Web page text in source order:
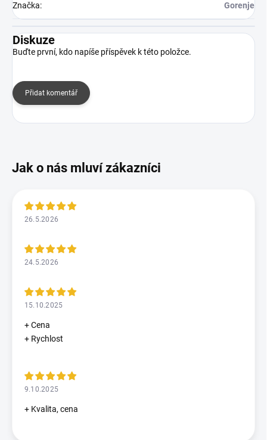
Značka: Gorenje
Diskuze
Buďte první, kdo napíše příspěvek k této položce.
Přidat komentář
26.5.2026
24.5.2026
15.10.2025
+ Cena
+ Rychlost
9.10.2025
+ Kvalita, cena